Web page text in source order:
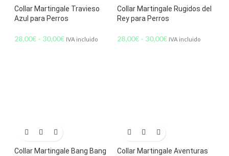
Collar Martingale Travieso
Azul para Perros
28,00€ - 30,00€ IVA incluido
Collar Martingale Rugidos del
Rey para Perros
28,00€ - 30,00€ IVA incluido
Collar Martingale Bang Bang
Collar Martingale Aventuras